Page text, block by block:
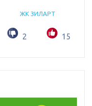
ЖК ЗИЛАРТ
2 15